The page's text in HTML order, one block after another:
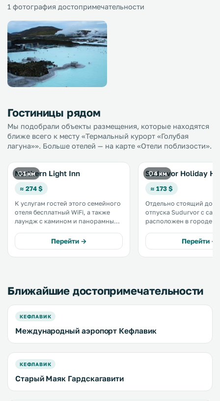
1 фотография достопримечательности
Гостиницы рядом
Мы подобрали объекты размещения, которые находятся
ближе всего к месту «Термальный курорт «Голубая
лагуна»». Больше отелей — на карте «Отели поблизости».
1 км
Northern Light Inn
≈ 274 $
К услугам гостей этого семейного
отеля бесплатный WiFi, а также
лаундж с камином и панорамным
трансфер от/до Голубой лагуны,
расположенной всего в 1 км, а
также трансфер до
Перейти →
4 км
Sudurvor Holiday
≈ 173 $
Отдельно стоящий дом
отпуска Sudurvor с
расположен в городе
услугам гостей
бесплатная частная
территории. .
Перейти →
Ближайшие достопримечательности
КЕФЛАВИК
Международный аэропорт Кефлавик
КЕФЛАВИК
Старый Маяк Гардскагавити